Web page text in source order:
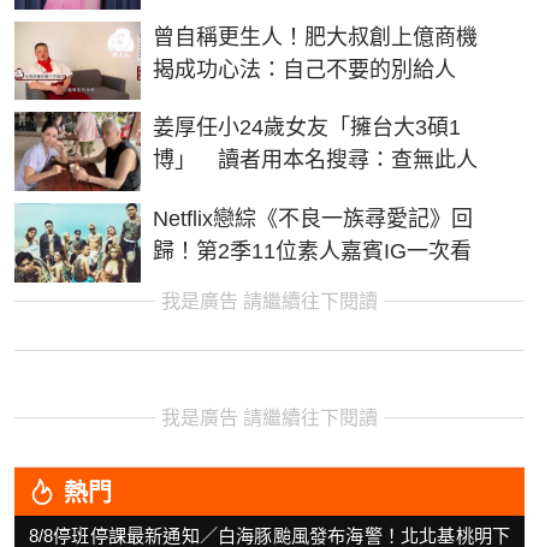
曾自稱更生人！肥大叔創上億商機
揭成功心法：自己不要的別給人
姜厚任小24歲女友「擁台大3碩1
博」 讀者用本名搜尋：查無此人
Netflix戀綜《不良一族尋愛記》回
歸！第2季11位素人嘉賓IG一次看
我是廣告 請繼續往下閱讀
我是廣告 請繼續往下閱讀
熱門
8/8停班停課最新通知／白海豚颱風發布海警！北北基桃明下